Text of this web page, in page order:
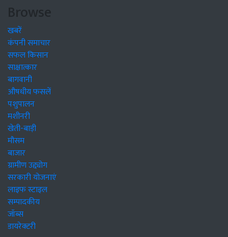
Browse
खबरें
कंपनी समाचार
सफल किसान
साक्षात्कार
बागवानी
औषधीय फसलें
पशुपालन
मशीनरी
खेती-बाड़ी
मौसम
बाजार
ग्रामीण उद्द्योग
सरकारी योजनाएं
लाइफ स्टाइल
सम्पादकीय
जॉब्स
डायरेक्टरी